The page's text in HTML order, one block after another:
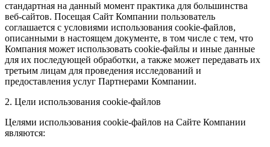
стандартная на данный момент практика для большинства
веб-сайтов. Посещая Сайт Компании пользователь
соглашается с условиями использования cookie-файлов,
описанными в настоящем документе, в том числе с тем, что
Компания может использовать cookie-файлы и иные данные
для их последующей обработки, а также может передавать их
третьим лицам для проведения исследований и
предоставления услуг Партнерами Компании.
2. Цели использования cookie-файлов
Целями использования cookie-файлов на Сайте Компании
являются: